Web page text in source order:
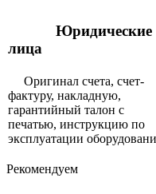
Юридические
лица
Оригинал счета, счет-
фактуру, накладную,
гарантийный талон с
печатью, инструкцию по
эксплуатации
Рекомендуем